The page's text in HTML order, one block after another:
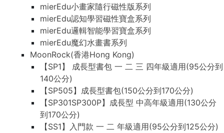
mierEdu小畫家隨行磁性版系列
mierEdu認知學習磁性寶盒系列
mierEdu邏輯智能學習寶盒系列
mierEdu魔幻水畫書系列
MoonRock(香港Hong Kong)
【SP1】 成長型書包 一 二 三 四年級適用(95公分到
140公分)
【SP505】成長型書包(150公分到170公分)
【SP301SP300P】成長型 中高年級適用(130公分
到170公分)
【SS1】入門款 一 二 年級適用(95公分到125公分)